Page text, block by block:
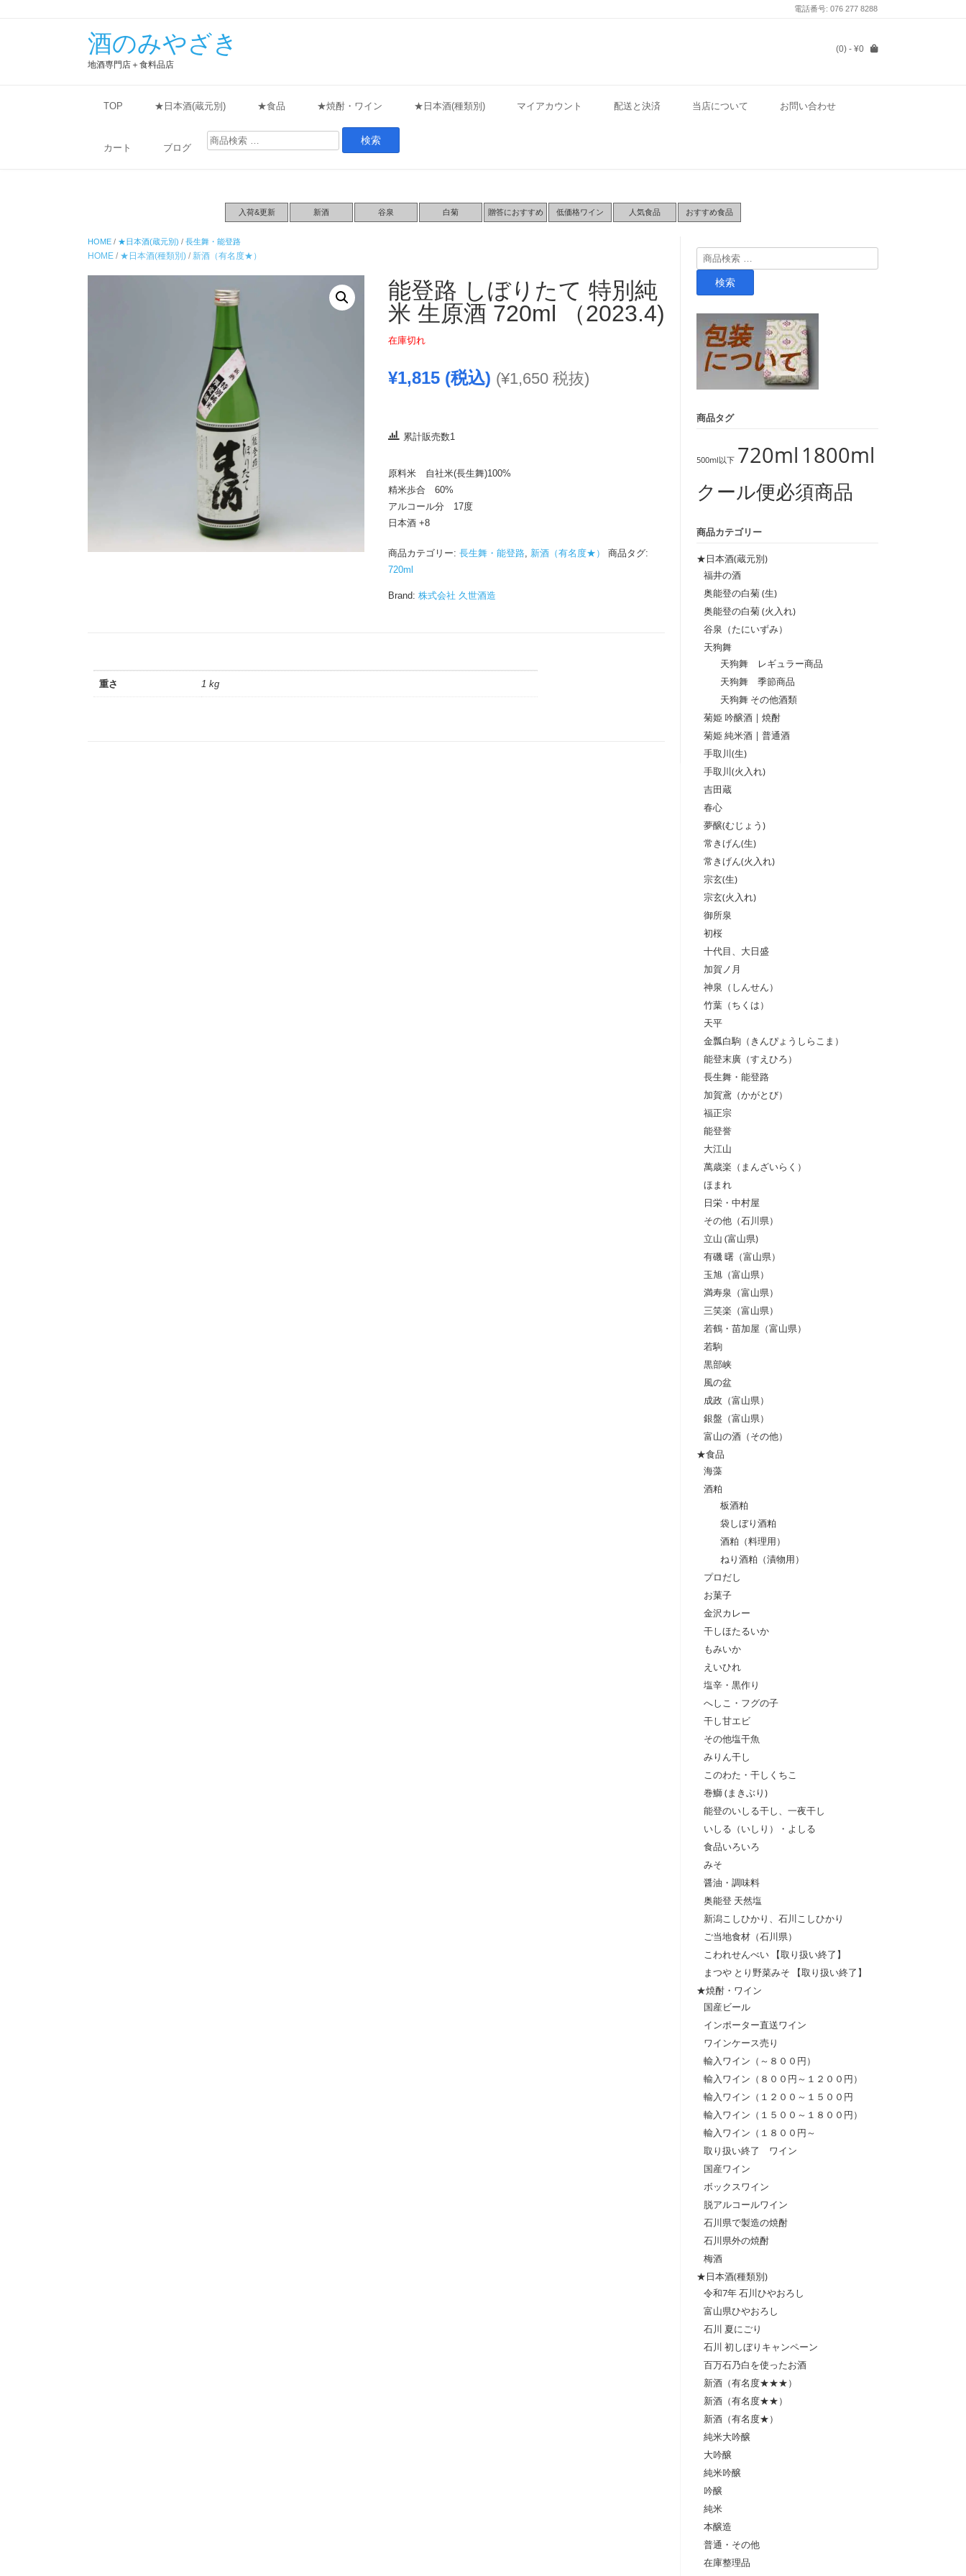
電話番号: 076 277 8288
酒のみやざき
地酒専門店＋食料品店
(0) - ¥0
TOP ★日本酒(蔵元別) ★食品 ★焼酎・ワイン ★日本酒(種類別) マイアカウント 配送と決済 当店について お問い合わせ
カート ブログ
検
索
入荷&更新 新酒 谷泉 白菊 贈答におすすめ 低価格ワイン 人気食品 おすすめ食品
HOME / ★日本酒(蔵元別) / 長生舞・能登路
HOME / ★日本酒(種類別) / 新酒（有名度★）
能登路 しぼりたて 特別純
米 生原酒 720ml （2023.4)
在庫切れ
¥1,815(税込) (¥1,650税抜)
累計販売数1
原料米 自社米(長生舞)100%
精米歩合 60%
アルコール分 17度
日本酒 +8
商品カテゴリー: 長生舞・能登路, 新酒（有名度★）
商品タグ:
720ml
Brand: 株式会社 久世酒造
重さ 1 kg
検
索
検索
商品タグ
500ml以下 720ml 1800ml
クール便必須商品
商品カテゴリー
★日本酒(蔵元別)
福井の酒
奥能登の白菊 (生)
奥能登の白菊 (火入れ)
谷泉（たにいずみ）
天狗舞
天狗舞 レギュラー商品
天狗舞 季節商品
天狗舞 その他酒類
菊姫 吟醸酒 | 焼酎
菊姫 純米酒 | 普通酒
手取川(生)
手取川(火入れ)
吉田蔵
春心
夢醸(むじょう)
常きげん(生)
常きげん(火入れ)
宗玄(生)
宗玄(火入れ)
御所泉
初桜
十代目、大日盛
加賀ノ月
神泉（しんせん）
竹葉（ちくは）
天平
金瓢白駒（きんぴょうしらこま）
能登末廣（すえひろ）
長生舞・能登路
加賀鳶（かがとび）
福正宗
能登誉
大江山
萬歳楽（まんざいらく）
ほまれ
日栄・中村屋
その他（石川県）
立山 (富山県)
有磯 曙（富山県）
玉旭（富山県）
満寿泉（富山県）
三笑楽（富山県）
若鶴・苗加屋（富山県）
若駒
黒部峡
風の盆
成政（富山県）
銀盤（富山県）
富山の酒（その他）
★食品
海藻
酒粕
板酒粕
袋しぼり酒粕
酒粕（料理用）
ねり酒粕（漬物用）
プロだし
お菓子
金沢カレー
干しほたるいか
もみいか
えいひれ
塩辛・黒作り
へしこ・フグの子
干し甘エビ
その他塩干魚
みりん干し
このわた・干しくちこ
巻鰤 (まきぶり)
能登のいしる干し、一夜干し
いしる（いしり）・よしる
食品いろいろ
みそ
醤油・調味料
奥能登 天然塩
新潟こしひかり、石川こしひかり
ご当地食材（石川県）
こわれせんべい 【取り扱い終了】
まつや とり野菜みそ 【取り扱い終了】
★焼酎・ワイン
国産ビール
インポーター直送ワイン
ワインケース売り
輸入ワイン（～８００円）
輸入ワイン（８００円～１２００円）
輸入ワイン（１２００～１５００円
輸入ワイン（１５００～１８００円）
輸入ワイン（１８００円～
取り扱い終了 ワイン
国産ワイン
ボックスワイン
脱アルコールワイン
石川県で製造の焼酎
石川県外の焼酎
梅酒
★日本酒(種類別)
令和7年 石川ひやおろし
富山県ひやおろし
石川 夏にごり
石川 初しぼりキャンペーン
百万石乃白を使ったお酒
新酒（有名度★★★）
新酒（有名度★★）
新酒（有名度★）
純米大吟醸
大吟醸
純米吟醸
吟醸
純米
本醸造
普通・その他
在庫整理品